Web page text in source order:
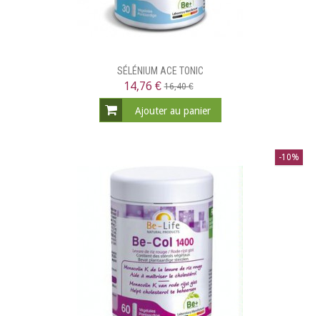
SÉLÉNIUM ACE TONIC
14,76 €16,40 €
Ajouter au panier
-10%